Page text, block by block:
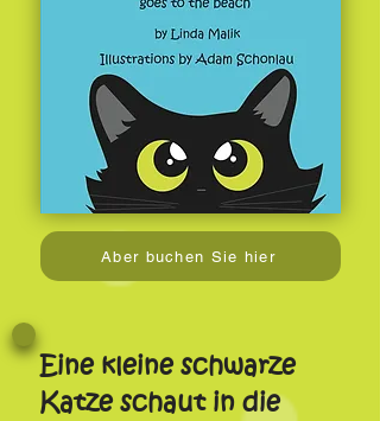
Aber buchen Sie hier
Eine kleine schwarze
Katze schaut in die